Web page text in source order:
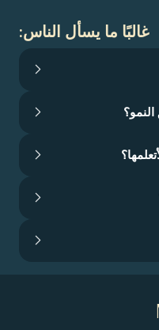
غالبًا ما يسأل الناس: